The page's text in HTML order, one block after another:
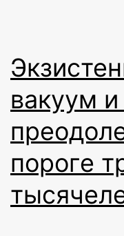
вакуум и
пороге